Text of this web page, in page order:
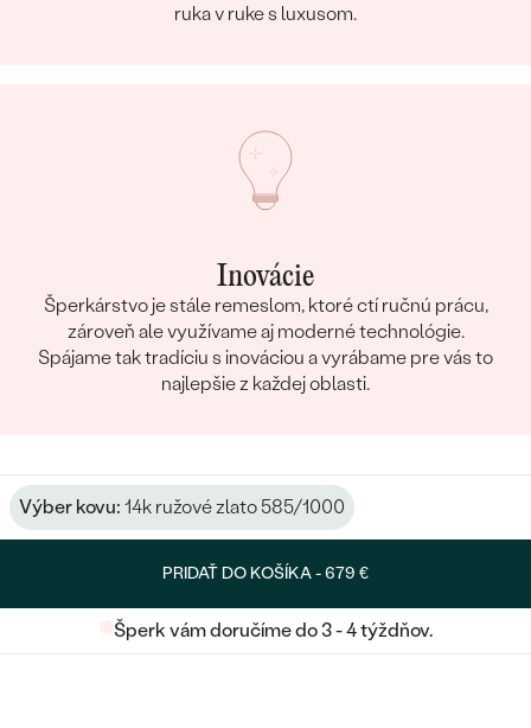
ruka v ruke s luxusom.
Inovácie
Šperkárstvo je stále remeslom, ktoré ctí ručnú prácu,
zároveň ale využívame aj moderné technológie.
Spájame tak tradíciu s inováciou a vyrábame pre vás to
najlepšie z každej oblasti.
Výber kovu: 14k ružové zlato 585/1000
PRIDAŤ DO KOŠÍKA -679 €
Šperk vám doručíme do 3 - 4 týždňov.